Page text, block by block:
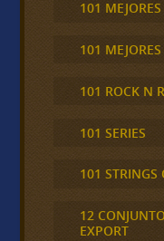
101
101
101 ROCK N
101 SERIES
101 STRINGS
12
EXPORT